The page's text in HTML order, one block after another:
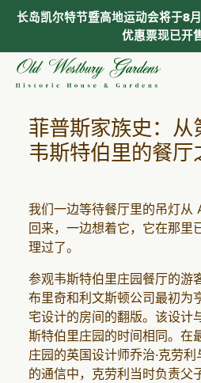
菲普斯家族史：从
韦斯特伯里的餐厅
我们一边等待餐厅里的吊灯
回来，一边想着它，它在那里
理过了。
参观韦斯特伯里庄园餐厅的游
布里奇和利文斯顿公司最初为
宅设计的房间的翻版。该设计
斯特伯里庄园的时间相同。在
庄园的英国设计师乔治·克劳
的通信中，克劳利当时负责父
长岛凯尔特节暨高地运动会将于8
优惠票现已开售